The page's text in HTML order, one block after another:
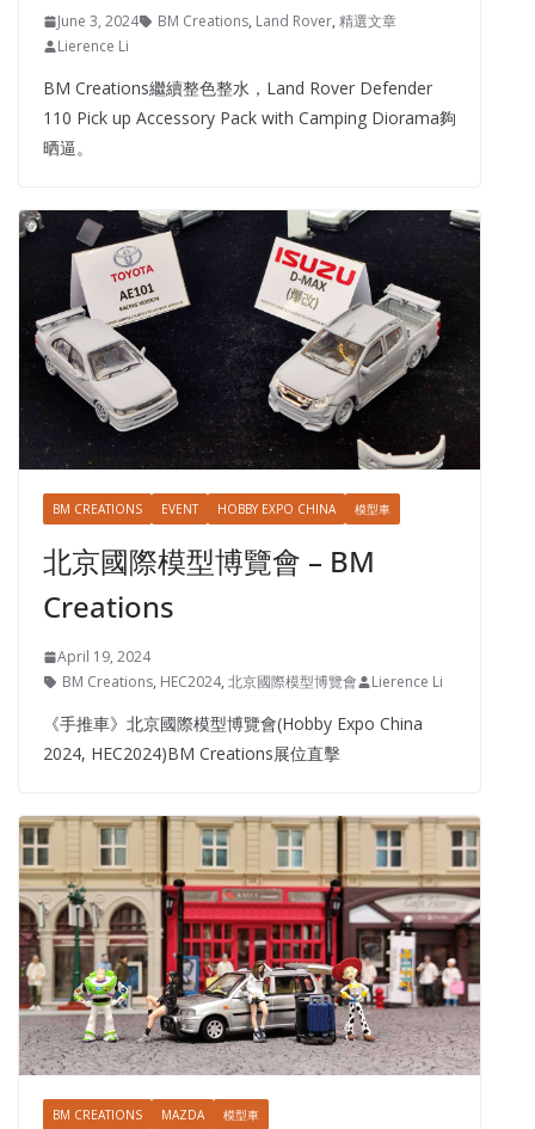
June 3, 2024 BM Creations, Land Rover, 精選文章
Lierence Li
BM Creations繼續整色整水，Land Rover Defender
110 Pick up Accessory Pack with Camping Diorama夠
晒逼。
BM CREATIONS EVENT HOBBY EXPO CHINA 模型車
北京國際模型博覽會 – BM
Creations
April 19, 2024
BM Creations, HEC2024, 北京國際模型博覽會 Lierence Li
《手推車》北京國際模型博覽會(Hobby Expo China
2024, HEC2024)BM Creations展位直擊
BM CREATIONS MAZDA 模型車